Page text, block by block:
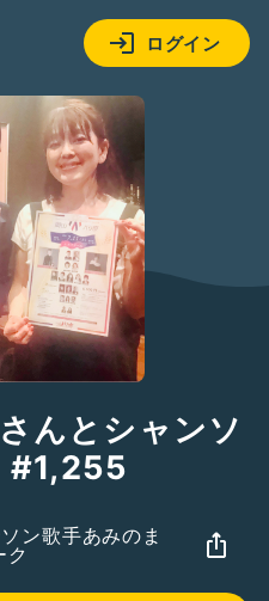
ログイン
んとシャンソ
ン歌手あみのま
ク